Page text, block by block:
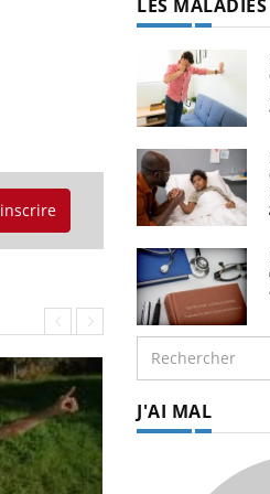
LES MALADIES
J'AI MAL